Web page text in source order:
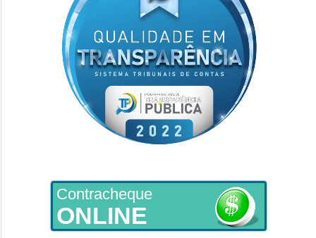
Contracheque
ONLINE